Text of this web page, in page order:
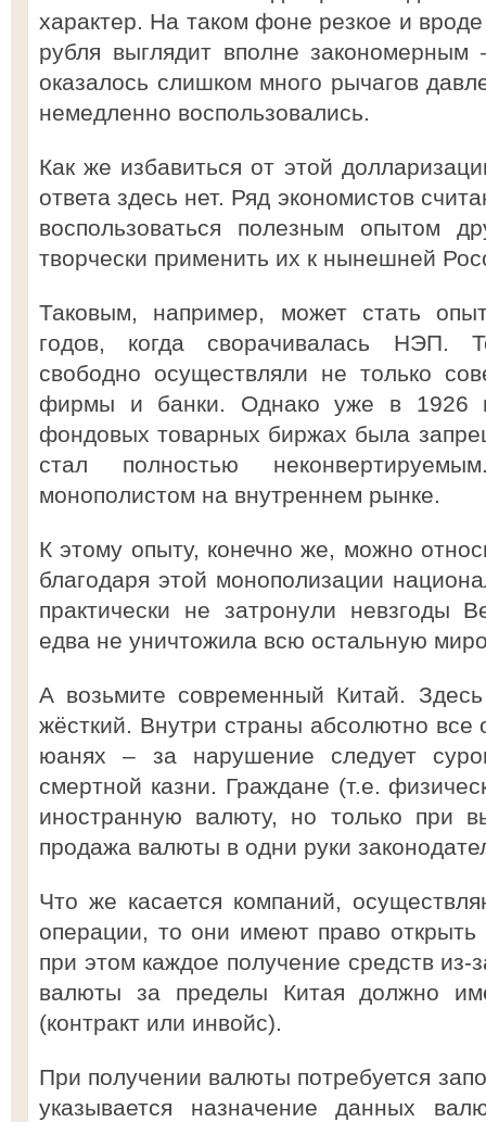
характер. На таком фоне резкое и
рубля выглядит вполне
оказалось слишком много рычагов
немедленно воспользовались.
Как же избавиться от этой
ответа здесь нет. Ряд экономистов
воспользоваться полезным опытом
творчески применить их к нынешней
Таковым, например, может стать
годов, когда сворачивалась НЭП.
свободно осуществляли не только
фирмы и банки. Однако уже в 1926
фондовых товарных биржах была
стал полностью
монополистом на внутреннем рынке.
К этому опыту, конечно же, можно
благодаря этой монополизации
практически не затронули невзгоды
едва не уничтожила всю остальную
А возьмите современный Китай.
жёсткий. Внутри страны абсолютно все
юанях – за нарушение следует
смертной казни. Граждане (т.е.
иностранную валюту, но только при
продажа валюты в одни руки
Что же касается компаний,
операции, то они имеют право
при этом каждое получение средств
валюты за пределы Китая должно
(контракт или инвойс).
При получении валюты потребуется
указывается назначение данных